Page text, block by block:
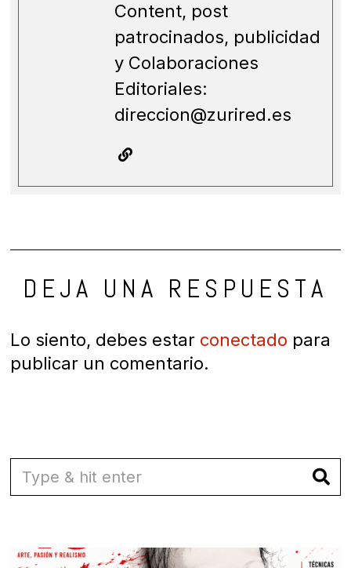
Content, post
patrocinados, publicidad
y Colaboraciones
Editoriales:
direccion@zurired.es
DEJA UNA RESPUESTA
Lo siento, debes estar conectado para
publicar un comentario.